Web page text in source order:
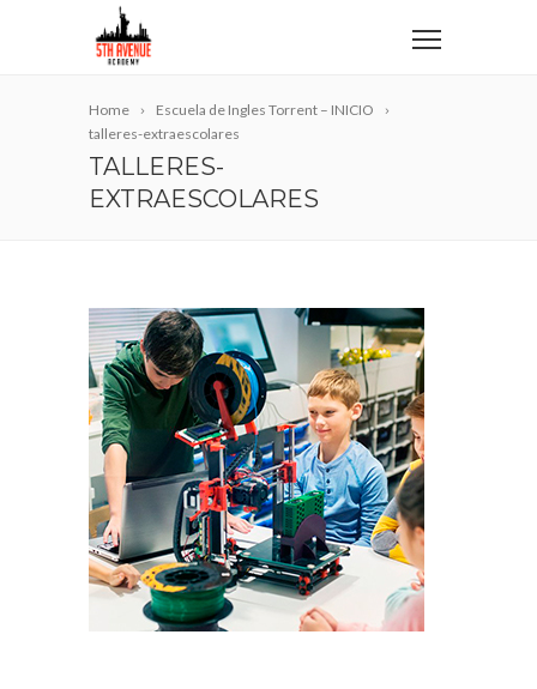
Home
Escuela de Ingles Torrent – INICIO
talleres-extraescolares
TALLERES-
EXTRAESCOLARES